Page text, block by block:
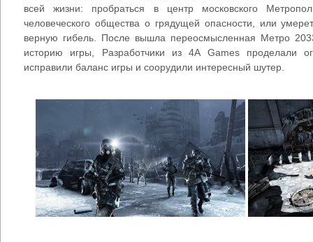
всей жизни: пробраться в центр московского
человеческого общества о грядущей опасности, или
верную гибель. После вышла переосмысленная Метро
историю игры, Разработчики из 4A Games проделали
исправили баланс игры и соорудили интересный шутер.